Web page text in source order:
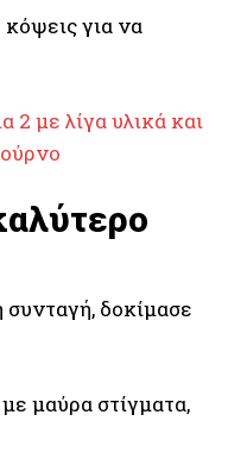
για να
2 με λίγα υλικά και
συνταγή, δοκίμασε
μαύρα στίγματα,